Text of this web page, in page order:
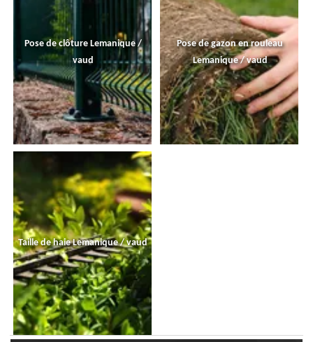
Pose de clôture Lemanique /
vaud
Pose de gazon en rouleau
Lemanique / vaud
Taille de haie Lemanique / vaud